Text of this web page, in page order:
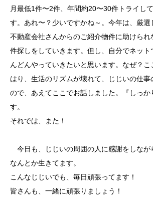
月最低1件〜2件、年間約20〜30件トライし
す。あれ〜？少いですかね～。今年は、厳選
不動産会社さんからのご紹介物件に助けられ
件探しをしていきます。但し、自分でネッ
んどんやっていきたいと思います。なぜ？
はり、生活のリズムが壊れて、じじいの仕事
ので、あえてここでお話しました。『しっ
す。
それでは、また！
今日も、じじいの周囲の人に感謝をしなが
なんとか生きてます。
こんなじじいでも、毎日頑張ってます！
皆さんも、一緒に頑張りましょう！